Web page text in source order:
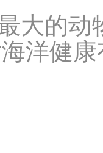
大的动
洋健